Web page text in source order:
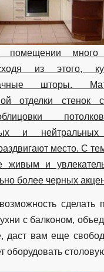
помещении много
из этого,
шторы.
отделки стенок
и
место. С
живым и
более черных
сделать
с балконом,
даст вам еще
оборудовать